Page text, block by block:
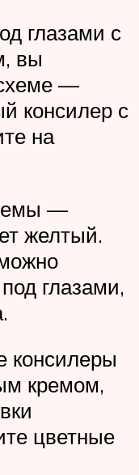
глазами с
вы
—
консилер с
на
—
желтый.
глазами,
консилеры
кремом,
цветные